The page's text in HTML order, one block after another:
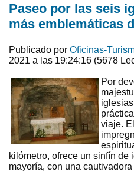
Paseo por las seis
más emblemáticas
Publicado por Oficinas-
2021 a las 19:24:16 (5678
Por
viaje.
kilómetro, ofrece un sinfín de
mayoría, con una